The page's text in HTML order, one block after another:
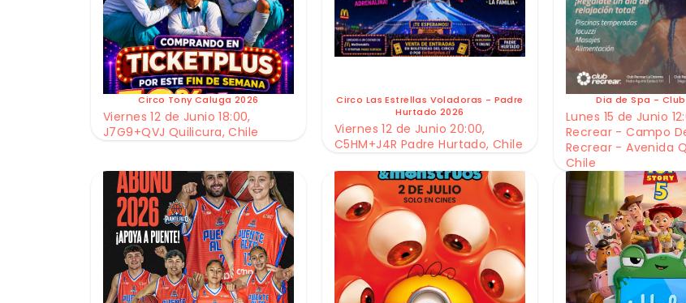
Circo Tony Caluga 2026
Viernes 12 de Junio 18:00,
J7G9+QVJ Quilicura, Chile
Circo Las Estrellas Voladoras - Padre
Hurtado 2026
Viernes 12 de Junio 20:00,
C5HM+J4R Padre Hurtado, Chile
Dia de Spa -
Lunes 15 de Junio
Recrear - Campo
Recrear - Avenida
Chile